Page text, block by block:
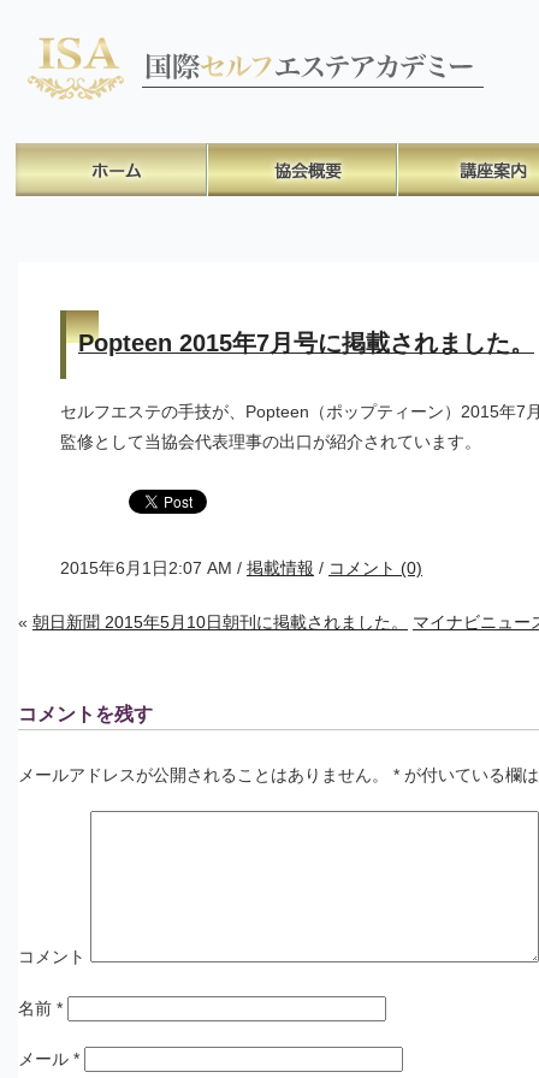
Popteen 2015年7月号に掲載されました。
セルフエステの手技が、Popteen（ポップティーン）2015年7
監修として当協会代表理事の出口が紹介されています。
2015年6月1日2:07 AM / 掲載情報 / コメント (0)
« 朝日新聞 2015年5月10日朝刊に掲載されました。 マイナビニュー
コメントを残す
メールアドレスが公開されることはありません。 * が付いている欄
コメント
名前 *
メール *